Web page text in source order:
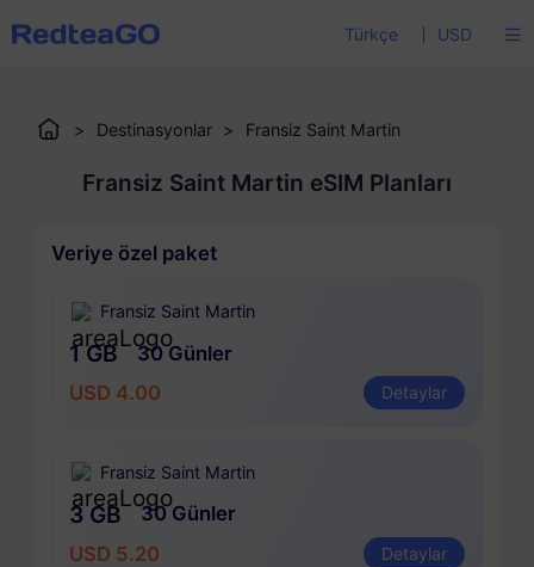
Türkçe USD
> Destinasyonlar > Fransiz Saint Martin
Fransiz Saint Martin eSIM Planları
Veriye özel paket
Fransiz Saint Martin
1 GB
30 Günler
USD 4.00
Detaylar
Fransiz Saint Martin
3 GB
30 Günler
USD 5.20
Detaylar